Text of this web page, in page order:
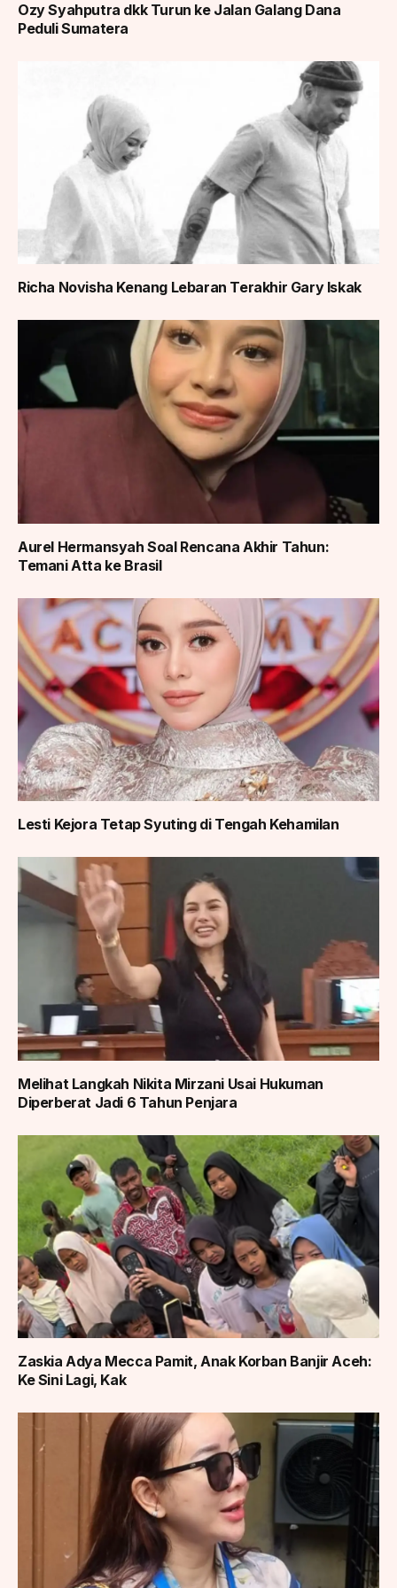
Ozy Syahputra dkk Turun ke Jalan Galang Dana
Peduli Sumatera
Richa Novisha Kenang Lebaran Terakhir Gary Iskak
Aurel Hermansyah Soal Rencana Akhir Tahun:
Temani Atta ke Brasil
Lesti Kejora Tetap Syuting di Tengah Kehamilan
Melihat Langkah Nikita Mirzani Usai Hukuman
Diperberat Jadi 6 Tahun Penjara
Zaskia Adya Mecca Pamit, Anak Korban Banjir Aceh:
Ke Sini Lagi, Kak